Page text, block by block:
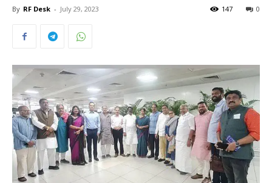
By RF Desk - July 29, 2023 0
147